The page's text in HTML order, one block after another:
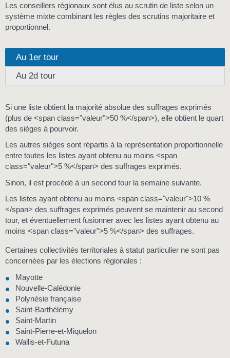
Les conseillers régionaux sont élus au scrutin de liste selon un
système mixte combinant les règles des scrutins majoritaire et
proportionnel.
Au 1er tour
Au 2d tour
Si une liste obtient la majorité absolue des suffrages exprimés
(plus de <span class="valeur">50 %</span>), elle obtient le quart
des sièges à pourvoir.
Les autres sièges sont répartis à la représentation proportionnelle
entre toutes les listes ayant obtenu au moins <span
class="valeur">5 %</span> des suffrages exprimés.
Sinon, il est procédé à un second tour la semaine suivante.
Les listes ayant obtenu au moins <span class="valeur">10 %
</span> des suffrages exprimés peuvent se maintenir au second
tour, et éventuellement fusionner avec les listes ayant obtenu au
moins <span class="valeur">5 %</span> des suffrages.
Certaines collectivités territoriales à statut particulier ne sont pas
concernées par les élections régionales :
Mayotte
Nouvelle-Calédonie
Polynésie française
Saint-Barthélémy
Saint-Martin
Saint-Pierre-et-Miquelon
Wallis-et-Futuna